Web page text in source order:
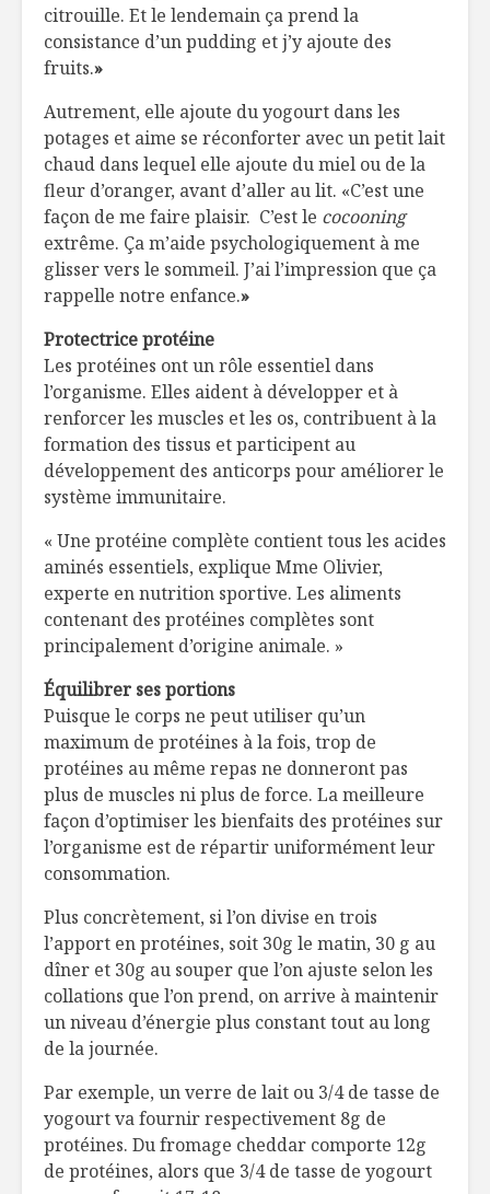
citrouille. Et le lendemain ça prend la
consistance d’un pudding et j’y ajoute des
fruits.»
Autrement, elle ajoute du yogourt dans les
potages et aime se réconforter avec un petit lait
chaud dans lequel elle ajoute du miel ou de la
fleur d’oranger, avant d’aller au lit. «C’est une
façon de me faire plaisir. C’est le cocooning
extrême. Ça m’aide psychologiquement à me
glisser vers le sommeil. J’ai l’impression que ça
rappelle notre enfance.»
Protectrice protéine
Les protéines ont un rôle essentiel dans
l’organisme. Elles aident à développer et à
renforcer les muscles et les os, contribuent à la
formation des tissus et participent au
développement des anticorps pour améliorer le
système immunitaire.
« Une protéine complète contient tous les acides
aminés essentiels, explique Mme Olivier,
experte en nutrition sportive. Les aliments
contenant des protéines complètes sont
principalement d’origine animale. »
Équilibrer ses portions
Puisque le corps ne peut utiliser qu’un
maximum de protéines à la fois, trop de
protéines au même repas ne donneront pas
plus de muscles ni plus de force. La meilleure
façon d’optimiser les bienfaits des protéines sur
l’organisme est de répartir uniformément leur
consommation.
Plus concrètement, si l’on divise en trois
l’apport en protéines, soit 30g le matin, 30 g au
dîner et 30g au souper que l’on ajuste selon les
collations que l’on prend, on arrive à maintenir
un niveau d’énergie plus constant tout au long
de la journée.
Par exemple, un verre de lait ou 3/4 de tasse de
yogourt va fournir respectivement 8g de
protéines. Du fromage cheddar comporte 12g
de protéines, alors que 3/4 de tasse de yogourt